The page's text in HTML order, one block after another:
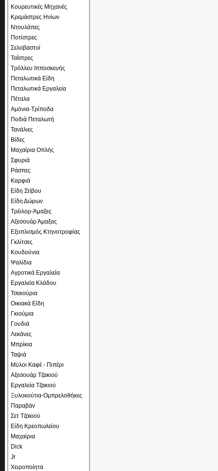
Κουρευτικές Μηχανές
Κρεμάστρες Ηνίων
Ντουλάπες
Ποτίστρες
Σελοβαστοί
ΤαΪστρες
Τρόλλευ Ιπποσκευής
Πεταλωτικά Είδη
Πεταλωτικά Εργαλεία
Πέταλα
Αμόνια-Τρίποδα
Ποδιά Πεταλωτή
Τανάλιες
Βίδες
Μαχαίρια Οπλής
Σφυριά
Ράσπες
Καρφιά
Είδη Στίβου
Είδη Δώρων
Τρέιλορ-Άμαξες
Αξεσουάρ Άμαξας
Εξοπλισμός Κτηνοτροφίας
Γκλίτσες
Κουδούνια
Ψαλίδια
Αγροτικά Εργαλεία
Εργαλεία Κλάδου
Τσεκούρια
Οικιακά Είδη
Γκιούμια
Γουδιά
Λεκάνες
Μπρίκια
Ταψιά
Μύλοι Καφέ - Πιπέρι
Αξεσουάρ Τζακιού
Εργαλεία Τζακιού
Ξυλοκούτια-Ομπρελοθήκες
Παραβάν
Σετ Τζακιού
Είδη Κρεοπωλείου
Μαχαίρια
Dick
Jr
Χειροποίητα